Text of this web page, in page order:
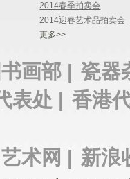
2014春季拍卖会
2014迎春艺术品拍卖会
更多>>
画部 | 瓷器
表处 | 香港
术网 | 新浪